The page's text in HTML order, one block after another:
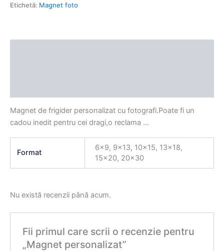
Etichetă: Magnet foto
Magnet de frigider personalizat cu fotografi.Poate fi un
cadou inedit pentru cei dragi,o reclama …
Format
6×9, 9×13, 10×15, 13×18,
15×20, 20×30
Nu există recenzii până acum.
Fii primul care scrii o recenzie pentru
„Magnet personalizat”